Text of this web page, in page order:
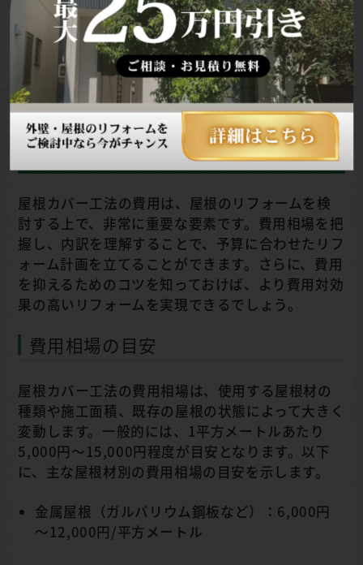
テナンスにかかる費用や、メンテナンス方法につ
いても確認しておきましょう。適切なメンテナンス
を行うことで、屋根の寿命を延ばし、建物を長く守
ることができます。
屋根カバー工法の費用相場｜内訳と費
用を抑えるコツ
屋根カバー工法の費用は、屋根のリフォームを検
討する上で、非常に重要な要素です。費用相場を把
握し、内訳を理解することで、予算に合わせたリフ
ォーム計画を立てることができます。さらに、費用
を抑えるためのコツを知っておけば、より費用対効
果の高いリフォームを実現できるでしょう。
費用相場の目安
屋根カバー工法の費用相場は、使用する屋根材の
種類や施工面積、既存の屋根の状態によって大きく
変動します。一般的には、1平方メートルあたり
5,000円～15,000円程度が目安となります。以下
に、主な屋根材別の費用相場の目安を示します。
金属屋根（ガルバリウム鋼板など）：6,000円
～12,000円/平方メートル